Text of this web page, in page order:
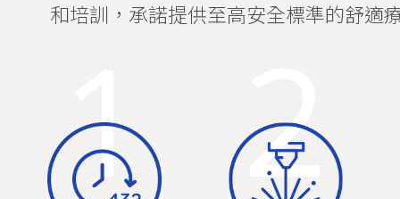
和培訓，承諾提供至高安全標準的舒適
1 2